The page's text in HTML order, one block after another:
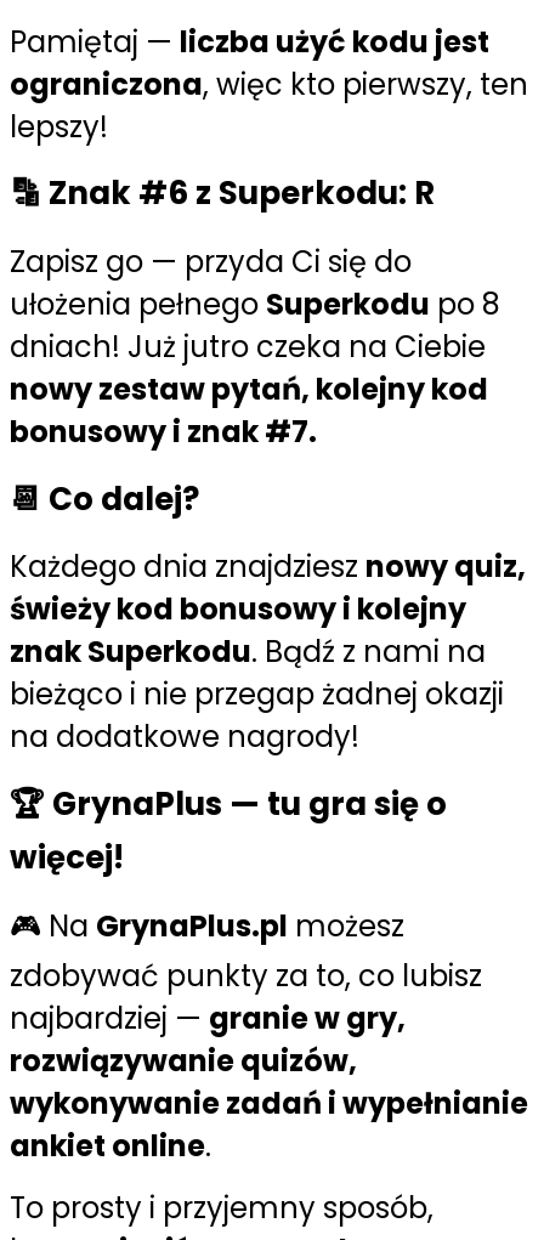
Pamiętaj — liczba użyć kodu jest
ograniczona, więc kto pierwszy, ten
lepszy!
🔡 Znak #6 z Superkodu: R
Zapisz go — przyda Ci się do
ułożenia pełnego Superkodu po 8
dniach! Już jutro czeka na Ciebie
nowy zestaw pytań, kolejny kod
bonusowy i znak #7.
📆 Co dalej?
Każdego dnia znajdziesz nowy quiz,
świeży kod bonusowy i kolejny
znak Superkodu. Bądź z nami na
bieżąco i nie przegap żadnej okazji
na dodatkowe nagrody!
🏆 GrynaPlus — tu gra się o
więcej!
🎮 Na GrynaPlus.pl możesz
zdobywać punkty za to, co lubisz
najbardziej — granie w gry,
rozwiązywanie quizów,
wykonywanie zadań i wypełnianie
ankiet online.
To prosty i przyjemny sposób,